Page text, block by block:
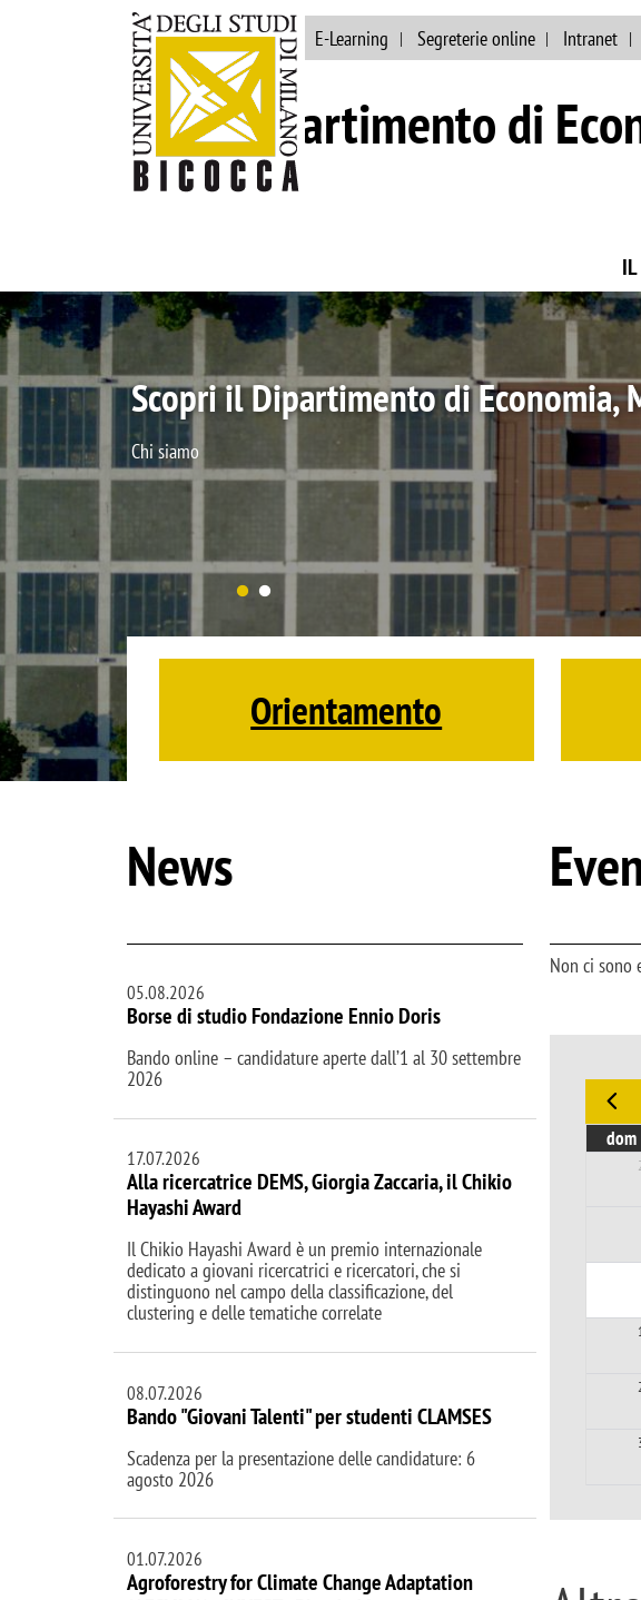
Ateneo Biblioteca E-Learning Segreterie online Intranet
Dipartimento di
Il DEMS si conferma
per la seconda volta consecutiva
Orientamento
News
05.08.2026
Borse di studio Fondazione Ennio Doris
Bando online – candidature aperte dall’1 al 30 settembre
2026
17.07.2026
Alla ricercatrice DEMS, Giorgia Zaccaria, il Chikio
Hayashi Award
Il Chikio Hayashi Award è un premio internazionale
dedicato a giovani ricercatrici e ricercatori, che si
distinguono nel campo della classificazione, del
clustering e delle tematiche correlate
08.07.2026
Bando "Giovani Talenti" per studenti CLAMSES
Scadenza per la presentazione delle candidature: 6
agosto 2026
01.07.2026
Agroforestry for Climate Change Adaptation
Non ci sono
dom